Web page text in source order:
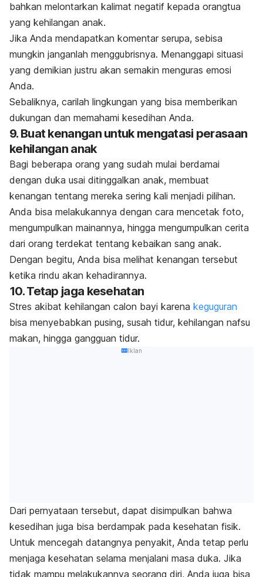
bahkan melontarkan kalimat negatif kepada orangtua
yang kehilangan anak.
Jika Anda mendapatkan komentar serupa, sebisa
mungkin janganlah menggubrisnya. Menanggapi situasi
yang demikian justru akan semakin menguras emosi
Anda.
Sebaliknya, carilah lingkungan yang bisa memberikan
dukungan dan memahami kesedihan Anda.
9. Buat kenangan untuk mengatasi perasaan
kehilangan anak
Bagi beberapa orang yang sudah mulai berdamai
dengan duka usai ditinggalkan anak, membuat
kenangan tentang mereka sering kali menjadi pilihan.
Anda bisa melakukannya dengan cara mencetak foto,
mengumpulkan mainannya, hingga mengumpulkan cerita
dari orang terdekat tentang kebaikan sang anak.
Dengan begitu, Anda bisa melihat kenangan tersebut
ketika rindu akan kehadirannya.
10. Tetap jaga kesehatan
Stres akibat kehilangan calon bayi karena keguguran
bisa menyebabkan pusing, susah tidur, kehilangan nafsu
makan, hingga gangguan tidur.
Iklan
Dari pernyataan tersebut, dapat disimpulkan bahwa
kesedihan juga bisa berdampak pada kesehatan fisik.
Untuk mencegah datangnya penyakit, Anda tetap perlu
menjaga kesehatan selama menjalani masa duka. Jika
tidak mampu melakukannya seorang diri, Anda juga bisa